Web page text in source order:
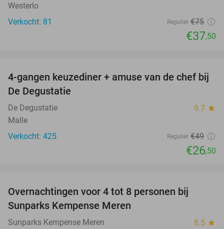
Westerlo
Verkocht: 81
Regulier €75
€37,50
46%
4-gangen keuzediner + amuse van de chef bij
De Degustatie
De Degustatie 9.7 star
Malle
Verkocht: 425
Regulier €49
€26,50
Overnachtingen voor 4 tot 8 personen bij
Sunparks Kempense Meren
Sunparks Kempense Meren 8.5 star